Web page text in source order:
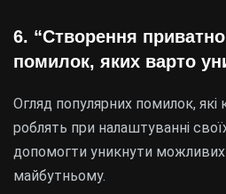
6. “Створення
помилок, яких варто
Огляд популярних помилок, які
роблять при налаштуванні
допомогти уникнути
майбутньому.